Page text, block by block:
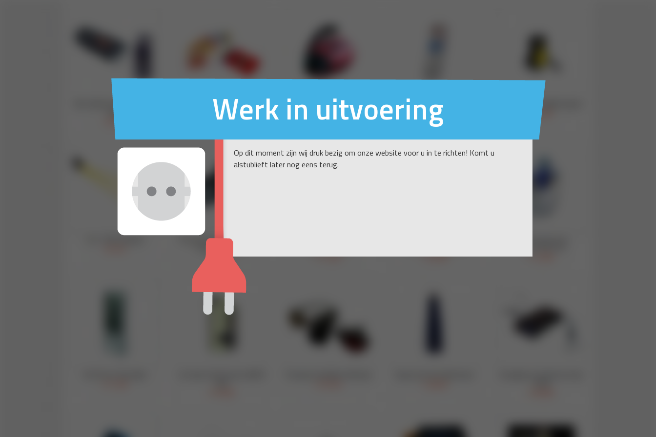
Werk in uitvoering
Op dit moment zijn wij druk bezig om onze website voor u in te richten! Komt u
alstublieft later nog eens terug.